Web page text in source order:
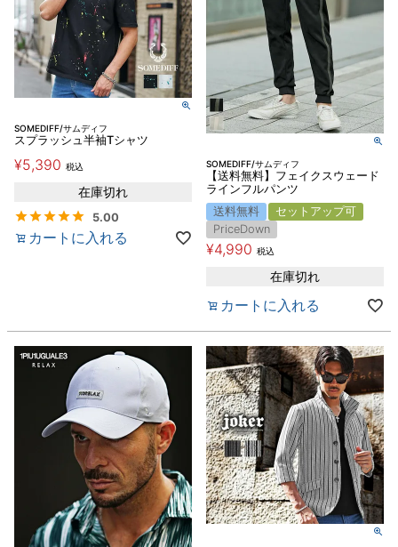
SOMEDIFF/サムディフ
スプラッシュ半袖Tシャツ
¥5,390 税込
在庫切れ
5.00
カートに入れる
SOMEDIFF/サムディフ
【送料無料】フェイクスウェード
ラインフルパンツ
送料無料
セットアップ可
PriceDown
¥4,990 税込
在庫切れ
カートに入れる